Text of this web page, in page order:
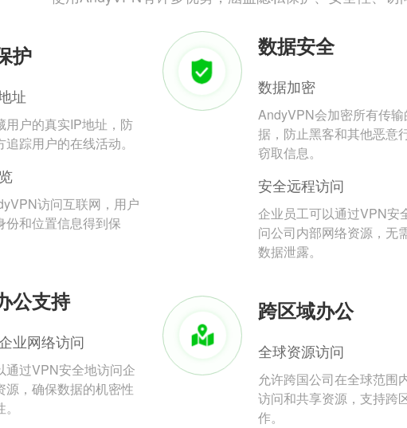
护
址
用户的真实IP地址，防
追踪用户的在线活动。
访问互联网，用户
份和位置信息得到保
数据安全
数据加密
AndyVPN会加密所有传输
据，防止黑客和其他恶意
窃取信息。
安全远程访问
企业员工可以通过VPN安
问公司内部网络资源，无
数据泄露。
公支持
业网络访问
通过VPN安全地访问企
源，确保数据的机密性
跨区域办公
全球资源访问
允许跨国公司在全球范围
访问和共享资源，支持跨
作。